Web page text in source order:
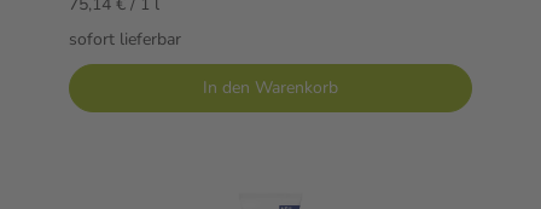
sofort lieferbar
In den Warenkorb